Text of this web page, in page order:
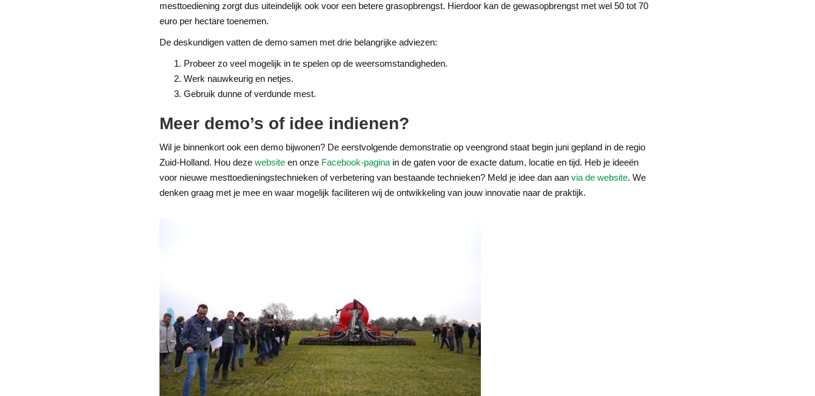
mesttoediening zorgt dus uiteindelijk ook voor een betere grasopbrengst. Hierdoor kan de gewasopbrengst met wel 50 tot 70
euro per hectare toenemen.
De deskundigen vatten de demo samen met drie belangrijke adviezen:
Probeer zo veel mogelijk in te spelen op de weersomstandigheden.
Werk nauwkeurig en netjes.
Gebruik dunne of verdunde mest.
Meer demo’s of idee indienen?
Wil je binnenkort ook een demo bijwonen? De eerstvolgende demonstratie op veengrond staat begin juni gepland in de regio
Zuid-Holland. Hou deze website en onze Facebook-pagina in de gaten voor de exacte datum, locatie en tijd. Heb je ideeën
voor nieuwe mesttoedieningstechnieken of verbetering van bestaande technieken? Meld je idee dan aan via de website. We
denken graag met je mee en waar mogelijk faciliteren wij de ontwikkeling van jouw innovatie naar de praktijk.